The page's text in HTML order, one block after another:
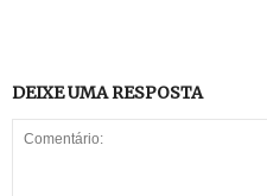
DEIXE UMA RESPOSTA